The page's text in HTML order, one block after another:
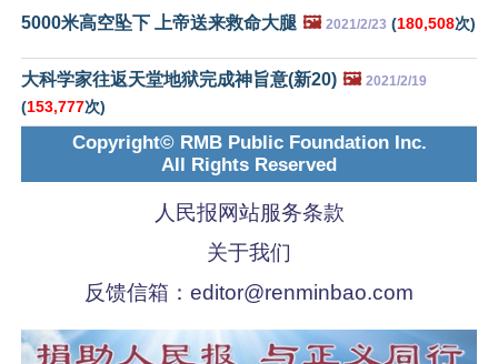
5000米高空坠下 上帝送来救命大腿 🖼️ 2021/2/23 (180,508次)
大科学家往返天堂地狱完成神旨意(新20) 🖼️ 2021/2/19
(153,777次)
Copyright© RMB Public Foundation Inc.
All Rights Reserved
人民报网站服务条款
关于我们
反馈信箱： editor@renminbao.com